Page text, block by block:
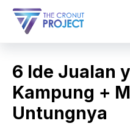
Langsung
6 Ide Jualan
Kampung +
Untungnya